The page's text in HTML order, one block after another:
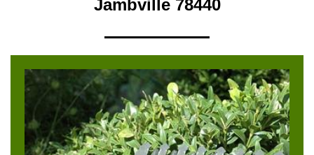
Jambville 78440